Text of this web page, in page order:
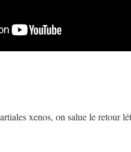
xenos, on salue le retour